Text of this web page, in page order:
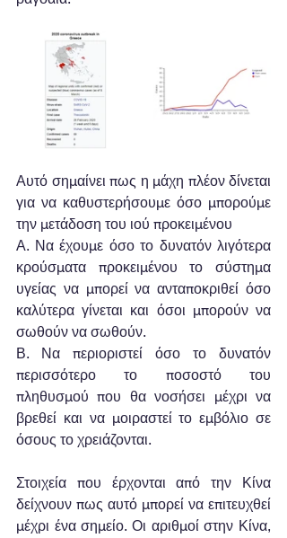
Αυτό σημαίνει πως η μάχη πλέον δίνεται
για να καθυστερήσουμε όσο μπορούμε
την μετάδοση του ιού προκειμένου
Α. Να έχουμε όσο το δυνατόν λιγότερα
κρούσματα προκειμένου το σύστημα
υγείας να μπορεί να ανταποκριθεί όσο
καλύτερα γίνεται και όσοι μπορούν να
σωθούν να σωθούν.
Β. Να περιοριστεί όσο το δυνατόν
περισσότερο το ποσοστό του
πληθυσμού που θα νοσήσει μέχρι να
βρεθεί και να μοιραστεί το εμβόλιο σε
όσους το χρειάζονται.
Στοιχεία που έρχονται από την Κίνα
δείχνουν πως αυτό μπορεί να επιτευχθεί
μέχρι ένα σημείο. Οι αριθμοί στην Κίνα,